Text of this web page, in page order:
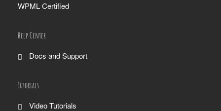
WPML Certified
Help Center
Docs and Support
Tutorials
Video Tutorials